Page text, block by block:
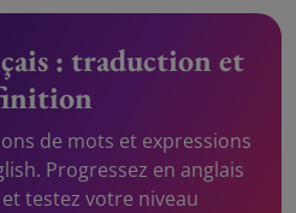
: traduction et
de mots et expressions
Progressez en anglais
testez votre niveau